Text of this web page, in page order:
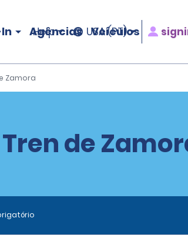
Agências Veículos
Help USA (PT)
Zamora
de